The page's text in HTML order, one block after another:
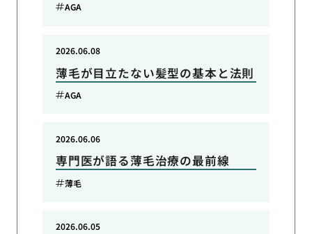
AGA
薄毛が目立たない髪型の基本と法則
2026.06.08
AGA
専門医が語る薄毛治療の最前線
2026.06.06
薄毛
2026.06.05